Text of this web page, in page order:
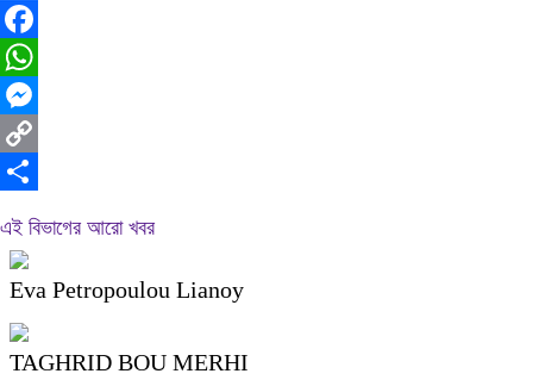
Facebook
WhatsApp
Messenger
Copy
এই বিভাগের আরো খবর
Eva Petropoulou Lianoy
TAGHRID BOU MERHI